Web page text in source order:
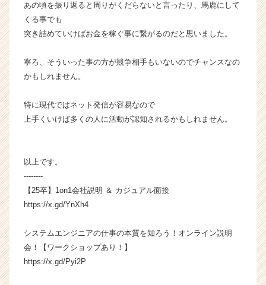
カ
ト
届
サ
イ
リ
h
e
あの頃を振り返ると周りがくだらないと言ったり、馬鹿にして
くる事でも
突き詰めていけばお金を稼ぐ事に繋がるのだと思いました。
寧ろ、そういった事の方が競争相手もいないのでチャンスなの
かもしれません。
特に現代ではネット発信が容易なので
上手くいけば多くの人に活動が認知されるかもしれません。
以上です。
--------
【25卒】1on1会社説明 ＆ カジュアル面接
https://x.gd/YnXh4
システムエンジニアの仕事の本質を知ろう！オンライン説明
会！【ワークショップあり！】
https://x.gd/Pyi2P